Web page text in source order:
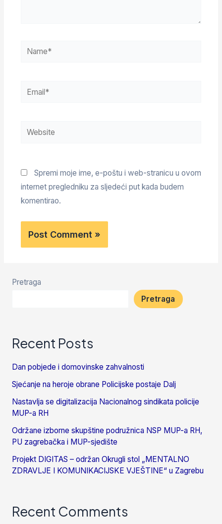
Spremi moje ime, e-poštu i web-stranicu u ovom
internet pregledniku za sljedeći put kada budem
komentirao.
Pretraga
Pretraga
Recent Posts
Dan pobjede i domovinske zahvalnosti
Sjećanje na heroje obrane Policijske postaje Dalj
Nastavlja se digitalizacija Nacionalnog sindikata policije
MUP-a RH
Održane izborne skupštine podružnica NSP MUP-a RH,
PU zagrebačka i MUP-sjedište
Projekt DIGITAS – održan Okrugli stol „MENTALNO
ZDRAVLJE I KOMUNIKACIJSKE VJEŠTINE“ u Zagrebu
Recent Comments